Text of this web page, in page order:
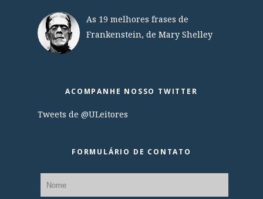
As 19 melhores frases de
Frankenstein, de Mary Shelley
ACOMPANHE NOSSO TWITTER
Tweets de @ULeitores
FORMULÁRIO DE CONTATO